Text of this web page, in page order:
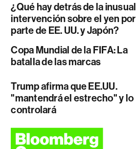
¿Qué hay detrás de la inusual
intervención sobre el yen por
parte de EE. UU. y Japón?
Copa Mundial de la FIFA: La
batalla de las marcas
Trump afirma que EE.UU.
"mantendrá el estrecho" y lo
controlará